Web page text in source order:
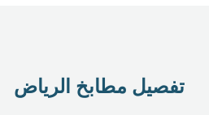
تفصيل مطابخ الرياض